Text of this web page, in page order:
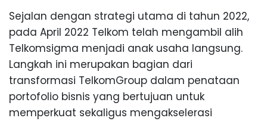
Sejalan dengan strategi utama di tahun 2022,
pada April 2022 Telkom telah mengambil alih
Telkomsigma menjadi anak usaha langsung.
Langkah ini merupakan bagian dari
transformasi TelkomGroup dalam penataan
portofolio bisnis yang bertujuan untuk
memperkuat sekaligus mengakselerasi